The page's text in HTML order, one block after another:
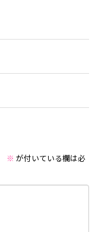
※ が付いている欄は必